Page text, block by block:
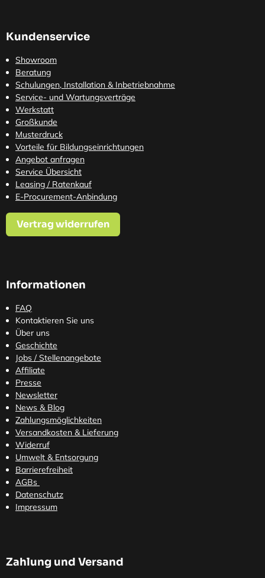
Kundenservice
Showroom
Beratung
Schulungen, Installation & Inbetriebnahme
Service- und Wartungsverträge
Werkstatt
Großkunde
Musterdruck
Vorteile für Bildungseinrichtungen
Angebot anfragen
Service Übersicht
Leasing / Ratenkauf
E-Procurement-Anbindung
Vertrag widerrufen
Informationen
FAQ
Kontaktieren Sie uns
Über uns
Geschichte
Jobs / Stellenangebote
Affiliate
Presse
Newsletter
News & Blog
Zahlungsmöglichkeiten
Versandkosten & Lieferung
Widerruf
Umwelt & Entsorgung
Barrierefreiheit
AGBs
Datenschutz
Impressum
Zahlung und Versand